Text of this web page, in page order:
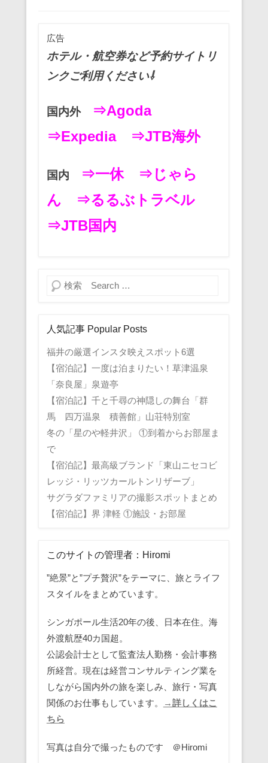
k
広告
ホテル・航空券など予約サイトリ
ンクご利用ください⇩
国内外
⇒Agoda
⇒Expedia
⇒JTB海外
国内 ⇒一休
⇒じゃら
ん
⇒るるぶトラベル
⇒JTB国内
検索
人気記事 Popular Posts
福井の厳選インスタ映えスポット6選
【宿泊記】一度は泊まりたい！草津温泉
「奈良屋」泉遊亭
【宿泊記】千と千尋の神隠しの舞台「群
馬 四万温泉 積善館」山荘特別室
冬の「星のや軽井沢」 ①到着からお部屋ま
で
【宿泊記】最高級ブランド「東山ニセコビ
レッジ・リッツカールトンリザーブ」
サグラダファミリアの撮影スポットまとめ
【宿泊記】界 津軽 ①施設・お部屋
このサイトの管理者：Hiromi
”絶景”と”プチ贅沢”をテーマに、旅とライフ
スタイルをまとめています。
シンガポール生活20年の後、日本在住。海
外渡航歴40カ国超。
公認会計士として監査法人勤務・会計事務
所経営。現在は経営コンサルティング業を
しながら国内外の旅を楽しみ、旅行・写真
関係のお仕事もしています。
→詳しくはこ
ちら
写真は自分で撮ったものです ＠Hiromi